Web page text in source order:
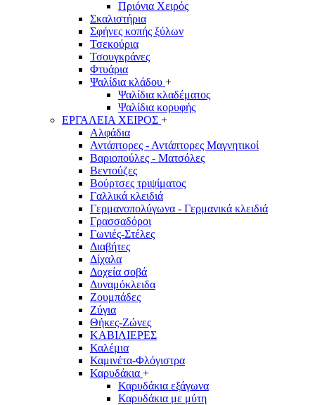
Πριόνια Χειρός
Σκαλιστήρια
Σφήνες κοπής ξύλων
Τσεκούρια
Τσουγκράνες
Φτυάρια
Ψαλίδια κλάδου +
Ψαλίδια κλαδέματος
Ψαλίδια κορυφής
ΕΡΓΑΛΕΙΑ ΧΕΙΡΟΣ +
Αλφάδια
Αντάπτορες - Αντάπτορες Μαγνητικοί
Βαριοπούλες - Ματσόλες
Βεντούζες
Βούρτσες τριψίματος
Γαλλικά κλειδιά
Γερμανοπολύγωνα - Γερμανικά κλειδιά
Γρασσαδόροι
Γωνιές-Στέλες
Διαβήτες
Δίχαλα
Δοχεία σοβά
Δυναμόκλειδα
Ζουμπάδες
Ζύγια
Θήκες-Ζώνες
ΚΑΒΙΛΙΕΡΕΣ
Καλέμια
Καμινέτα-Φλόγιστρα
Καρυδάκια +
Καρυδάκια εξάγωνα
Καρυδάκια με μύτη